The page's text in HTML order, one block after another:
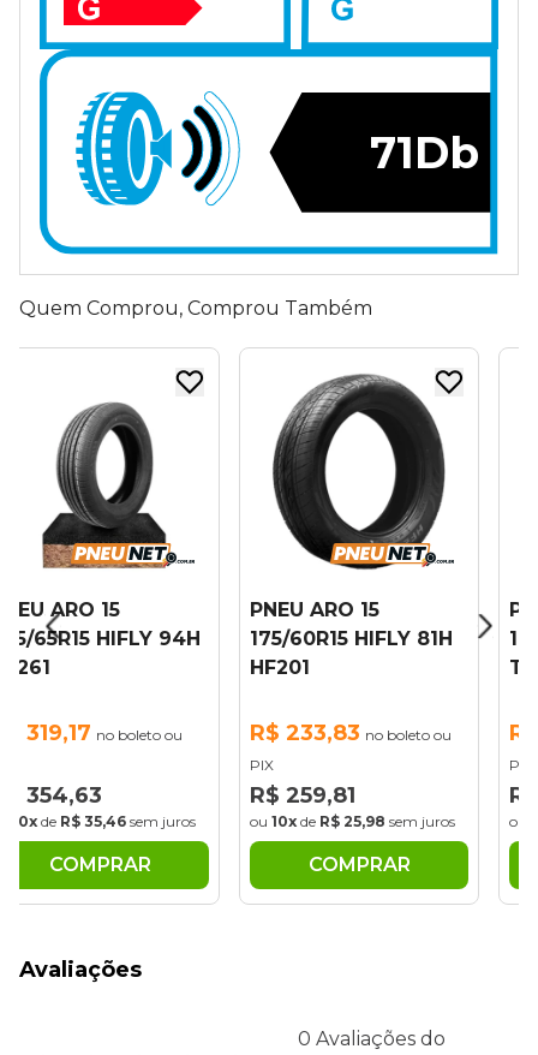
71Db
Quem Comprou, Comprou Também
15
HIFLY 94H
no boleto ou
sem juros
PNEU ARO 15
175/60R15 HIFLY 81H
R$ 233,83 no boleto ou
R$ 259,81
ou10x R$ 25,98sem juros
COMPRAR
PNEU ARO
195/50R15
TL HF261
R$ 279,27
R$ 310,30
ou10x R$
Avaliações
0 Avaliações do